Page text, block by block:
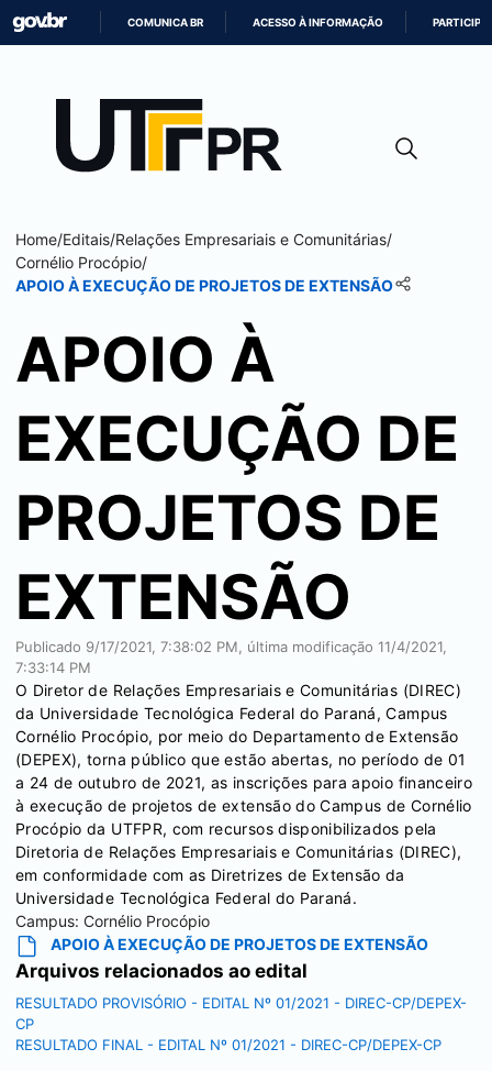
CONTEÚDO
COMUNICA BR ACESSO À INFORMAÇÃO PARTICIPE
Home/Editais/Relações Empresariais e Comunitárias/
Cornélio Procópio/
APOIO À EXECUÇÃO DE PROJETOS DE EXTENSÃO
APOIO À
EXECUÇÃO DE
PROJETOS DE
EXTENSÃO
Publicado 9/17/2021, 7:38:02 PM , última modificação 11/4/2021,
7:33:14 PM
O Diretor de Relações Empresariais e Comunitárias (DIREC)
da Universidade Tecnológica Federal do Paraná, Campus
Cornélio Procópio, por meio do Departamento de Extensão
(DEPEX), torna público que estão abertas, no período de 01
a 24 de outubro de 2021, as inscrições para apoio financeiro
à execução de projetos de extensão do Campus de Cornélio
Procópio da UTFPR, com recursos disponibilizados pela
Diretoria de Relações Empresariais e Comunitárias (DIREC),
em conformidade com as Diretrizes de Extensão da
Universidade Tecnológica Federal do Paraná.
Campus: Cornélio Procópio
APOIO À EXECUÇÃO DE PROJETOS DE EXTENSÃO
Arquivos relacionados ao edital
RESULTADO PROVISÓRIO - EDITAL Nº 01/2021 - DIREC-CP/DEPEX-
CP
RESULTADO FINAL - EDITAL Nº 01/2021 - DIREC-CP/DEPEX-CP